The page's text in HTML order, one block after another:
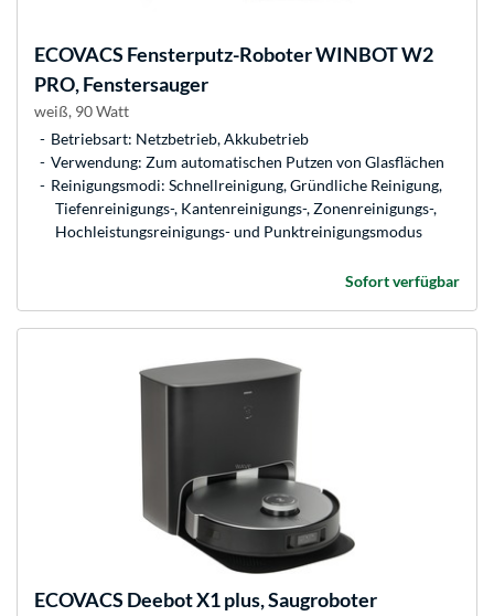
ECOVACS Fensterputz-Roboter WINBOT W2
PRO, Fenstersauger
weiß, 90 Watt
Betriebsart: Netzbetrieb, Akkubetrieb
Verwendung: Zum automatischen Putzen von Glasflächen
Reinigungsmodi: Schnellreinigung, Gründliche Reinigung,
Tiefenreinigungs-, Kantenreinigungs-, Zonenreinigungs-,
Hochleistungsreinigungs- und Punktreinigungsmodus
Sofort verfügbar
ECOVACS Deebot X1 plus, Saugroboter